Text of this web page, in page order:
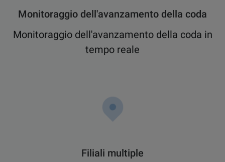
Monitoraggio dell'avanzamento della coda
Monitoraggio dell'avanzamento della coda in
tempo reale
Filiali multiple